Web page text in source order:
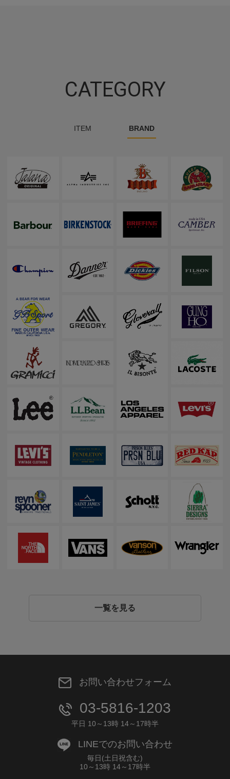
CATEGORY
ITEM BRAND
一覧を見る
お問い合わせフォーム
03-5816-1203
平日 10～13時 14～17時半
LINEでのお問い合わせ
毎日(土日祝含む)
10～13時 14～17時半